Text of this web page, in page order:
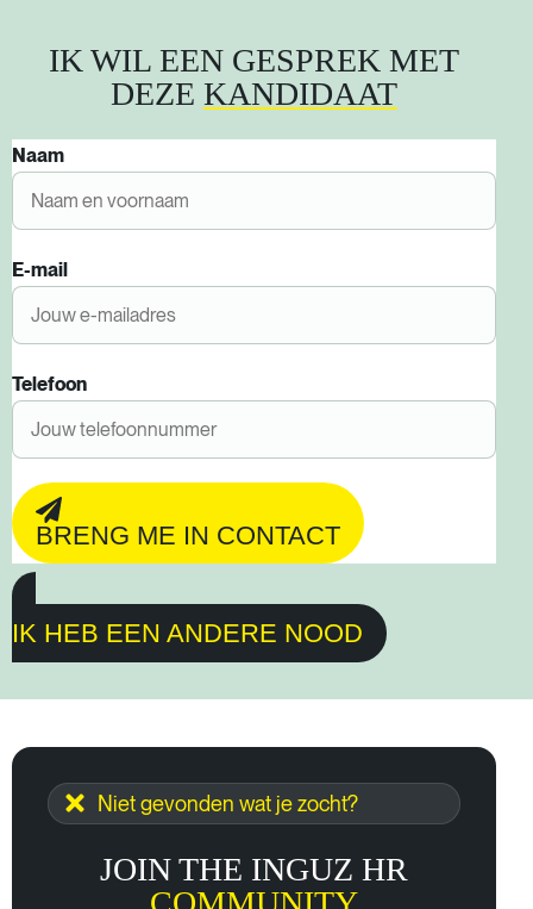
IK WIL EEN GESPREK MET
DEZE KANDIDAAT
Naam
E-mail
Telefoon
BRENG ME IN CONTACT
IK HEB EEN ANDERE NOOD
Niet gevonden wat je zocht?
JOIN THE INGUZ HR